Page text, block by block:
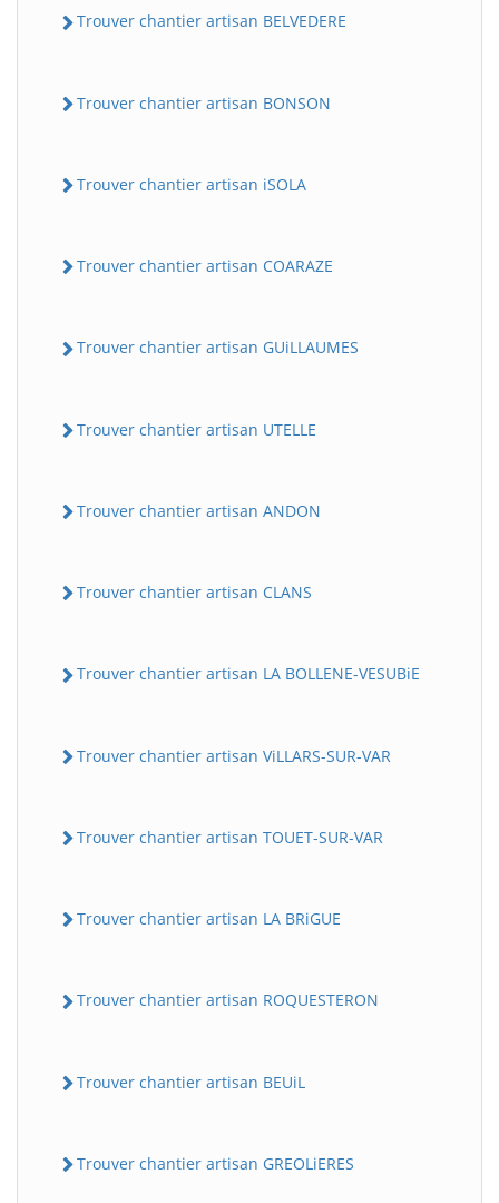
Trouver chantier artisan BELVEDERE
Trouver chantier artisan BONSON
Trouver chantier artisan iSOLA
Trouver chantier artisan COARAZE
Trouver chantier artisan GUiLLAUMES
Trouver chantier artisan UTELLE
Trouver chantier artisan ANDON
Trouver chantier artisan CLANS
Trouver chantier artisan LA BOLLENE-VESUBiE
Trouver chantier artisan ViLLARS-SUR-VAR
Trouver chantier artisan TOUET-SUR-VAR
Trouver chantier artisan LA BRiGUE
Trouver chantier artisan ROQUESTERON
Trouver chantier artisan BEUiL
Trouver chantier artisan GREOLiERES